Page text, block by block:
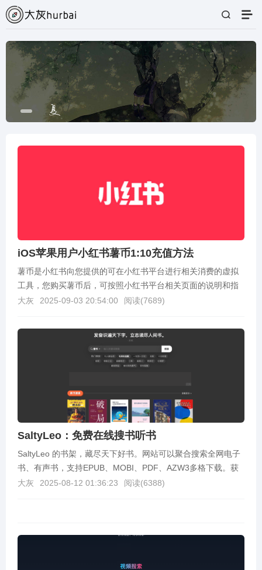
iOS苹果用户小红书薯币1:10充值方法
薯币是小红书向您提供的可在小红书平台进行相关消费的虚拟
工具，您购买薯币后，可按照小红书平台相关页面的说明和指
引使用、获得虚拟礼物、薯条服务等小红书平台上的虚拟产...
大灰 2025-09-03 20:54:00 阅读(7689)
SaltyLeo：免费在线搜书听书
SaltyLeo 的书架，藏尽天下好书。网站可以聚合搜索全网电子
书、有声书，支持EPUB、MOBI、PDF、AZW3多格下载。获
取网址SaltyLeo 的书架：...
大灰 2025-08-12 01:36:23 阅读(6388)